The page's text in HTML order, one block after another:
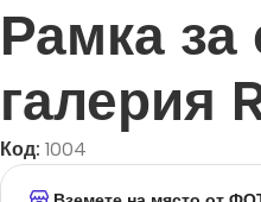
Рамка за
галерия
Код:1004